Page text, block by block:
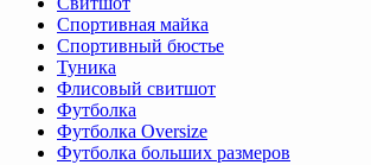
Спортивная майка
Спортивный бюстье
Туника
Флисовый свитшот
Футболка
Футболка Oversize
Футболка больших размеров